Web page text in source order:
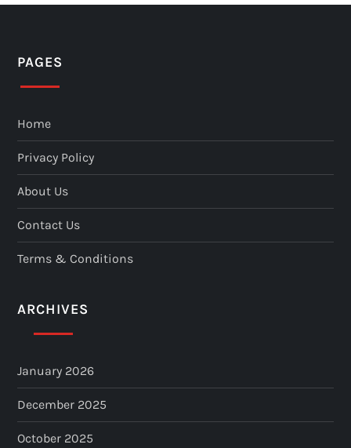
PAGES
Home
Privacy Policy
About Us
Contact Us
Terms & Conditions
ARCHIVES
January 2026
December 2025
October 2025